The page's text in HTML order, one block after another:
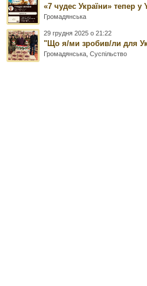
«7 чудес України» тепер у
Громадянська
29 грудня 2025 о 21:22
"Що я/ми зробив/ли для
Громадянська ,Суспільство